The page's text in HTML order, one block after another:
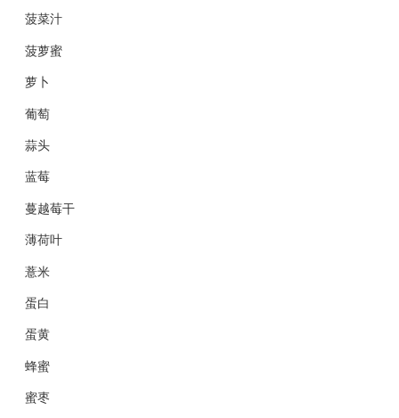
菠菜汁
菠萝蜜
萝卜
葡萄
蒜头
蓝莓
蔓越莓干
薄荷叶
薏米
蛋白
蛋黄
蜂蜜
蜜枣